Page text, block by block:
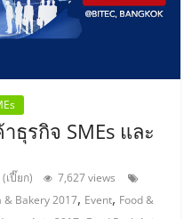
ธุรกิจ SMEs และ
เปี๊ยก)
7,627 views
& Bakery 2017, Event, Food &